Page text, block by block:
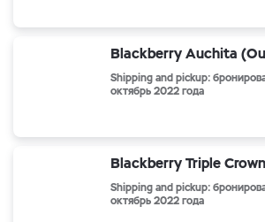
Blackberry Auchita
Shipping and pickup:
октябрь 2022 года
Blackberry Triple Crown
Shipping and pickup:
октябрь 2022 года